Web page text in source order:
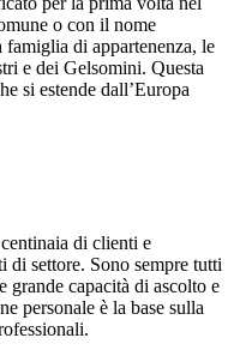
o con il nome
di appartenenza, le
e dei Gelsomini. Questa
si estende dall’Europa
di clienti e
di settore. Sono sempre tutti
grande capacità di ascolto e
personale è la base sulla